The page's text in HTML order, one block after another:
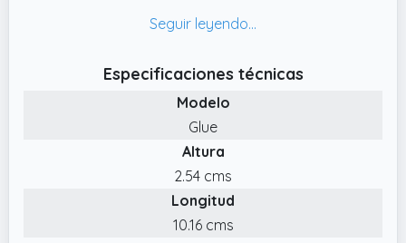
es ideal. Adecuado para vasos, platos,
esencial para cualquier reparación.
✔️ ADHESIÓN INSTANTÁNEA Y RESISTENTE:
Nuestro reparador cristal ofrece un fijado
rápido con adhesión robusta, secando en
solo 1030 segundos. Este pegamento cristal
está formulado para crear una unión
duradera, garantizando reparaciones
Especificaciones técnicas
Modelo
Glue
Altura
2.54 cms
Longitud
10.16 cms